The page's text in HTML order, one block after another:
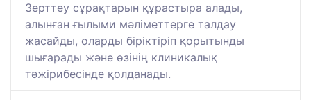
Зерттеу сұрақтарын құрастыра алады,
алынған ғылыми мәліметтерге талдау
жасайды, оларды біріктіріп қорытынды
шығарады және өзінің клиникалық
тәжірибесінде қолданады.